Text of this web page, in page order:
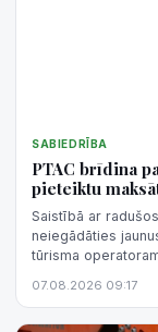
SABIEDRĪBA
PTAC brīdina
pieteiktu
Saistībā ar
neiegādāties
tūrisma
07.08.2026 09:17